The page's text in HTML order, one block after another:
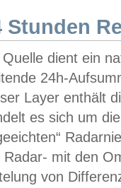
Stunden
dient ein
24h-
Layer enthält
es sich um
Radar- mit den
von